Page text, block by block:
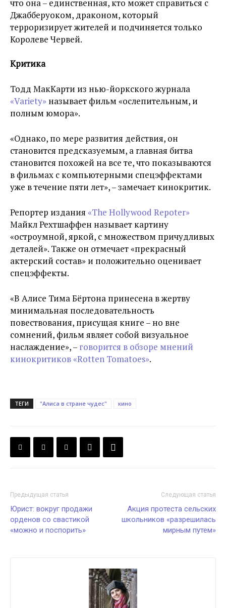
что она – единственная, кто может справиться с
Джабберуоком, драконом, который
терроризирует жителей и подчиняется только
Королеве Червей.
Критика
Тодд МакКарти из нью-йоркского журнала
«Variety» называет фильм «ослепительным, и
полным юмора».
«Однако, по мере развития действия, он
становится предсказуемым, а главная битва
становится похожей на все те, что показываются
в фильмах с компьютерными спецэффектами
уже в течение пяти лет», – замечает кинокритик.
Репортер издания «The Hollywood Repoter»
Майкл Рехтшаффен называет картину
«остроумной, яркой, с множеством причудливых
деталей». Также он отмечает «прекрасный
актерский состав» и положительно оценивает
спецэффекты.
«В Алисе Тима Бёртона принесена в жертву
минимальная последовательность
повествования, присущая книге – но вне
сомнений, фильм являет собой визуальное
наслаждение», – говорится в обзоре мнений
кинокритиков «Rotten Tomatoes».
ТЕГИ "Алиса в стране чудес" кино
Предыдущая статья
Юрист: вокруг продажи
орденов со свастикой
«можно и поспорить»
Следующая статья
Акция протеста сельских
школьников «разрешилась
мирным путем»